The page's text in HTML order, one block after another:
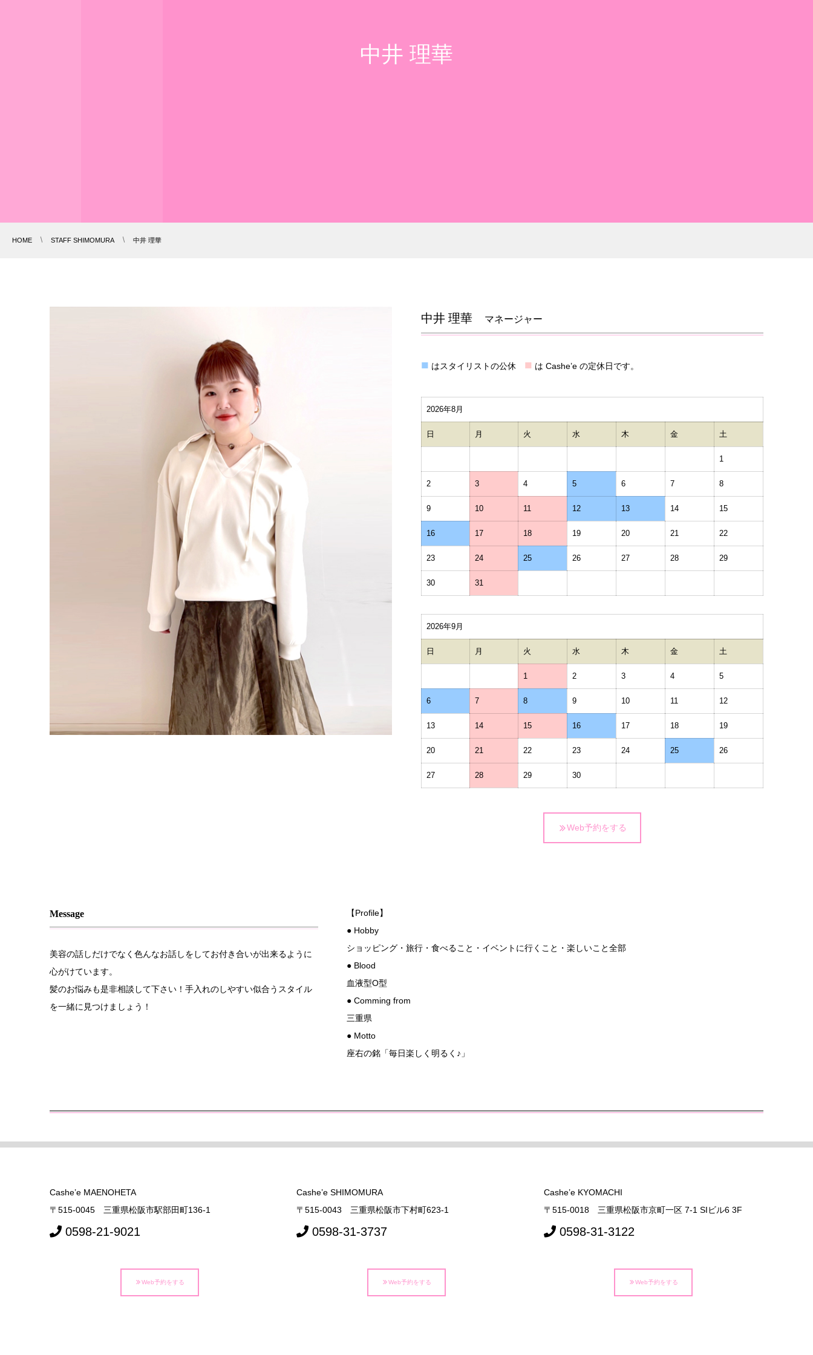
中井 理華
HOME STAFF SHIMOMURA 中井 理華
中井 理華 マネージャー
■ はスタイリストの公休 ■ は Cashe’e の定休日です。
2026年8月
日 月 火 水 木 金 土
1
2 3 4 5 6 7 8
9 10 11 12 13 14 15
16 17 18 19 20 21 22
23 24 25 26 27 28 29
30 31
2026年9月
日 月 火 水 木 金 土
1 2 3 4 5
6 7 8 9 10 11 12
13 14 15 16 17 18 19
20 21 22 23 24 25 26
27 28 29 30
Web予約をする
Message
美容の話しだけでなく色んなお話しをしてお付き合いが出来るように
心がけています。
髪のお悩みも是非相談して下さい！手入れのしやすい似合うスタイル
を一緒に見つけましょう！
【Profile】
● Hobby
ショッピング・旅行・食べること・イベントに行くこと・楽しいこと全部
● Blood
血液型O型
● Comming from
三重県
● Motto
座右の銘「毎日楽しく明るく♪」
Cashe’e MAENOHETA
〒515-0045 三重県松阪市駅部田町136-1
0598-21-9021
Web予約をする
Cashe’e SHIMOMURA
〒515-0043 三重県松阪市下村町623-1
0598-31-3737
Web予約をする
Cashe’e KYOMACHI
〒515-0018 三重県松阪市京町一区 7-1 SIビル6 3F
0598-31-3122
Web予約をする